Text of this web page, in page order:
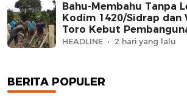
Bahu-Membahu Tanpa
Kodim 1420/Sidrap dan
Toro Kebut
Jembatan Beton
HEADLINE 2 hari yang lalu
BERITA POPULER